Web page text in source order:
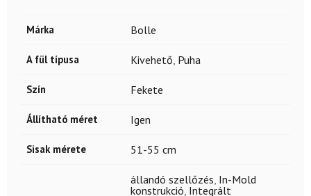
Márka Bolle
A fül típusa Kivehető Puha
Szín Fekete
Állítható méret Igen
Sisak mérete 51-55 cm
állandó szellőzés In-Mold
konstrukció Integrált